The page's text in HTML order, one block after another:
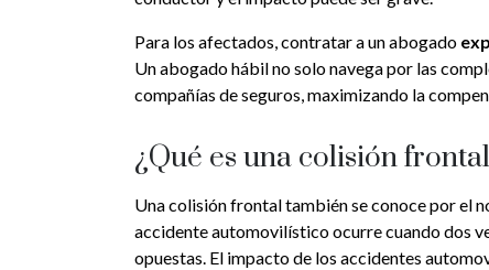
Para los afectados, contratar a un abogado
Un abogado hábil no solo navega por las
compañías de seguros, maximizando la
¿Qué es una colisión
Una colisión frontal también se conoce por el
accidente automovilístico ocurre cuando dos
opuestas. El impacto de los accidentes